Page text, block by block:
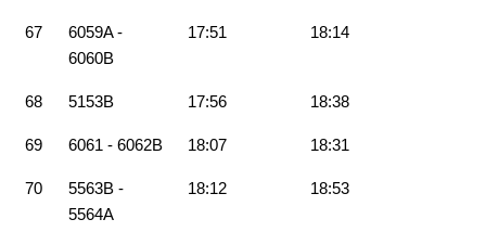
67
6059A -
6060B
17:51 18:14
68 5153B 17:56 18:38
69 6061 - 6062B 18:07 18:31
70
5563B -
5564A
18:12 18:53